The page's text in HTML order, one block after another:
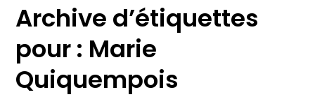
Archive d’étiquettes
pour : Marie
Quiquempois